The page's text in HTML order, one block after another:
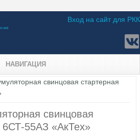
Вход на сайт для РКК
НАВИГАЦИЯ
свинцовая стартерная
свинцовая
6СТ-55АЗ «АкТех»